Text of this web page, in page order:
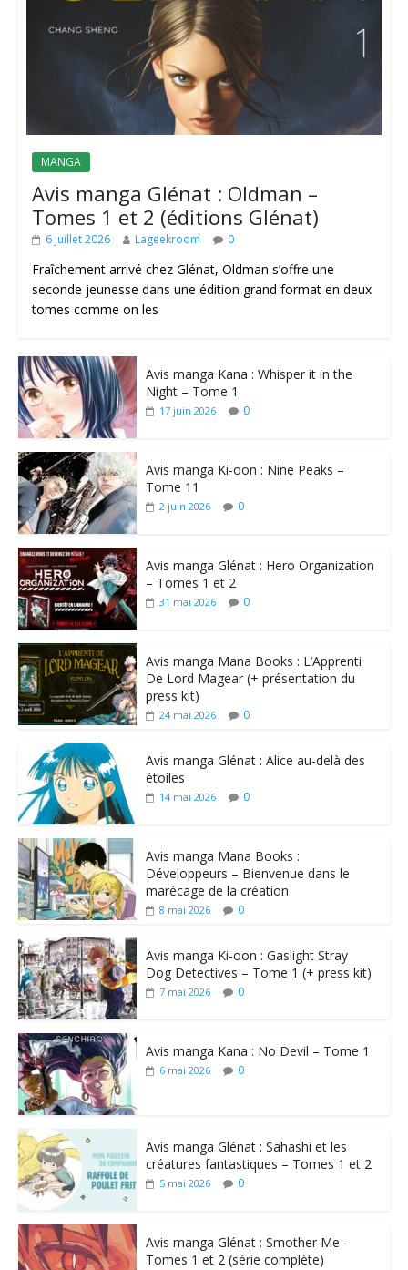
MANGA
Avis manga Glénat : Oldman –
Tomes 1 et 2 (éditions Glénat)
6 juillet 2026 Lageekroom 0
Fraîchement arrivé chez Glénat, Oldman s’offre une
seconde jeunesse dans une édition grand format en deux
tomes comme on les
Avis manga Kana : Whisper it in the
Night – Tome 1
17 juin 2026 0
Avis manga Ki-oon : Nine Peaks –
Tome 11
2 juin 2026 0
Avis manga Glénat : Hero Organization
– Tomes 1 et 2
31 mai 2026 0
Avis manga Mana Books : L’Apprenti
De Lord Magear (+ présentation du
press kit)
24 mai 2026 0
Avis manga Glénat : Alice au-delà des
étoiles
14 mai 2026 0
Avis manga Mana Books :
Développeurs – Bienvenue dans le
marécage de la création
8 mai 2026 0
Avis manga Ki-oon : Gaslight Stray
Dog Detectives – Tome 1 (+ press kit)
7 mai 2026 0
Avis manga Kana : No Devil – Tome 1
6 mai 2026 0
Avis manga Glénat : Sahashi et les
créatures fantastiques – Tomes 1 et 2
5 mai 2026 0
Avis manga Glénat : Smother Me –
Tomes 1 et 2 (série complète)